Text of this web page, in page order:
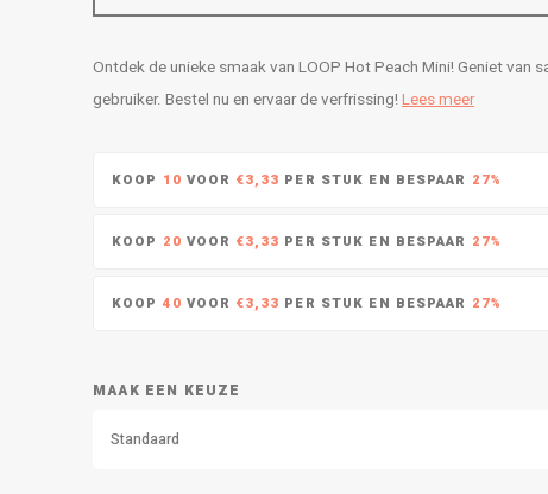
Ontdek de unieke smaak van LOOP Hot Peach Mini! Geniet
gebruiker. Bestel nu en ervaar de verfrissing!Lees meer
KOOP 10 VOOR €3,33 PER STUK EN BESPAAR 27%
KOOP 20 VOOR €3,33 PER STUK EN BESPAAR 27%
KOOP 40 VOOR €3,33 PER STUK EN BESPAAR 27%
MAAK EEN KEUZE
Standaard